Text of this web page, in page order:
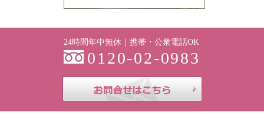
24時間年中無休｜携帯・公衆電話OK
0120-02-0983